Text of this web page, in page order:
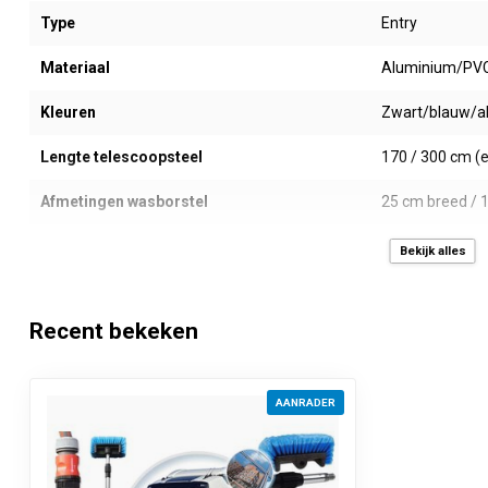
Type Entry
Materiaal Aluminium/
Kleuren Zwart/blauw/
Lengte telescoopsteel 170 / 300 cm
Afmetingen wasborstel 25 cm breed /
Slechts 1695
Aan/Uit switch
Bekijk alles
Recent bekeken
AANRADER